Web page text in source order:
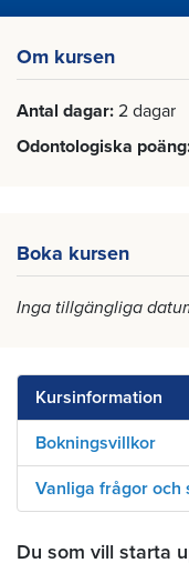
Om kursen
Antal dagar 2 dagar
Odontologiska poäng
Boka kursen
Inga tillgängliga
Kursinformation
Bokningsvillkor
Vanliga frågor och
Du som vill starta